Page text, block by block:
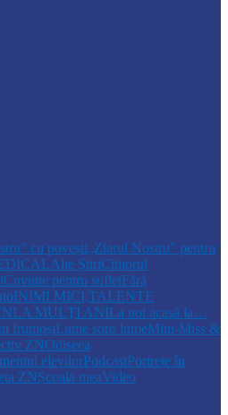
cu povești„Ziarul Nostru” pentru
Alte ȘtiriCititorul
Cuvinte pentru sufletFără
INIMI MICI,TALENTE
LA MULŢI ANILa noi acasă la…
frumoșiLume soro lumeMini-Miss &
ZNOdiseea
elevilorPodcastPortrete în
ZNȘcoala meaVideo